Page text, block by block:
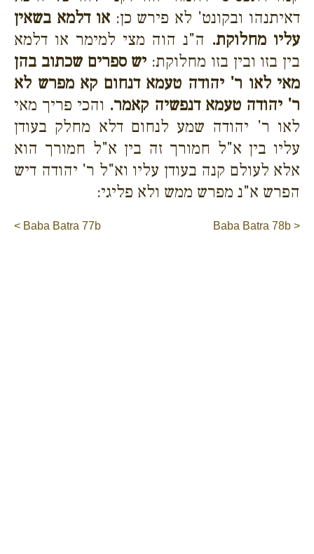
דאיתנהו ובקונט' לא פירש כן:או דלמא בשאין
עליו מחלוקת. ה"נ הוה מצי למימר או דלמא
בין בזו ובין בזו מחלוקת: יש ספרים שכתוב בהן
מאי לאו ר' יהודה טעמא דנחום קא מפרש לא
ר' יהודה טעמא דנפשיה קאמר. והכי פריך מאי
לאו ר' יהודה שמע לנחום דלא מחלק בעודן
עליו בין א"ל חמורך זה בין א"ל חמורך הוא
אלא לעולם קנה בעודן עליו וא"ל ר' יהודה דיש
הפרש א"נ מפרש ממש ולא פליגי:
< Baba Batra 77b Baba Batra 78b >